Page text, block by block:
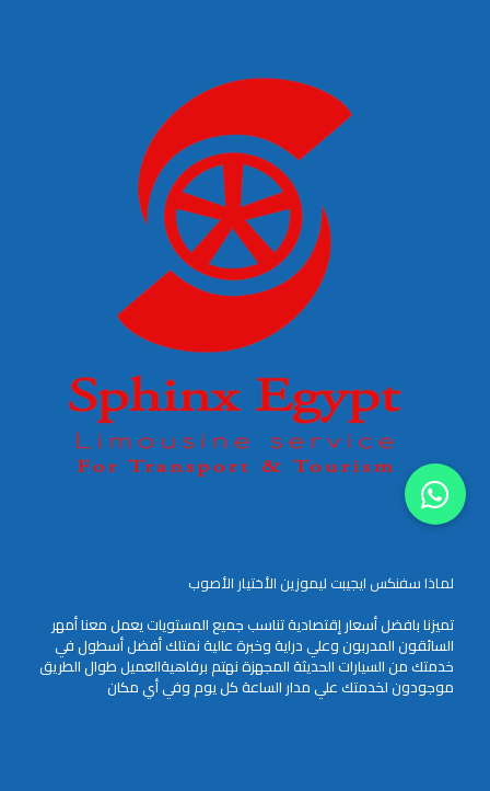
لماذا سفنكس ايجيبت ليموزين الأختيار الأصوب
تميزنا بافضل أسعار إقتصادية تناسب جميع المستويات يعمل معنا أمهر
السائقون المدربون وعلي دراية وخبرة عالية نمتلك أفضل أسطول في
خدمتك من السيارات الحديثة المجهزة نهتم برفاهيةالعميل طوال الطريق
موجودون لخدمتك علي مدار الساعة كل يوم وفي أي مكان